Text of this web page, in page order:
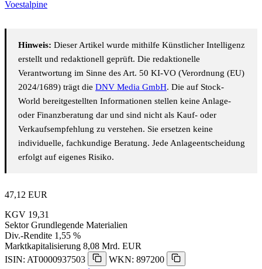
Voestalpine
Hinweis: Dieser Artikel wurde mithilfe Künstlicher Intelligenz
erstellt und redaktionell geprüft. Die redaktionelle
Verantwortung im Sinne des Art. 50 KI-VO (Verordnung (EU)
2024/1689) trägt die DNV Media GmbH. Die auf Stock-
World bereitgestellten Informationen stellen keine Anlage-
oder Finanzberatung dar und sind nicht als Kauf- oder
Verkaufsempfehlung zu verstehen. Sie ersetzen keine
individuelle, fachkundige Beratung. Jede Anlageentscheidung
erfolgt auf eigenes Risiko.
47,12 EUR
KGV 19,31
Sektor Grundlegende Materialien
Div.-Rendite 1,55 %
Marktkapitalisierung 8,08 Mrd. EUR
ISIN: AT0000937503
WKN: 897200